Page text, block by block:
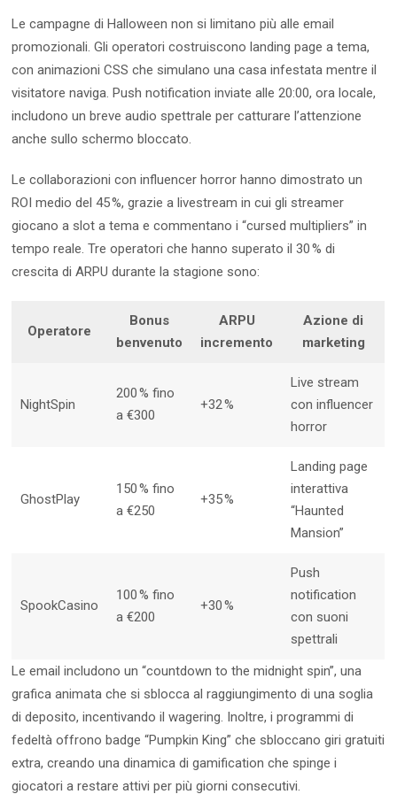
Le campagne di Halloween non si limitano più alle email
promozionali. Gli operatori costruiscono landing page a tema,
con animazioni CSS che simulano una casa infestata mentre il
visitatore naviga. Push notification inviate alle 20:00, ora locale,
includono un breve audio spettrale per catturare l’attenzione
anche sullo schermo bloccato.
Le collaborazioni con influencer horror hanno dimostrato un
ROI medio del 45 %, grazie a livestream in cui gli streamer
giocano a slot a tema e commentano i “cursed multipliers” in
tempo reale. Tre operatori che hanno superato il 30 % di
crescita di ARPU durante la stagione sono:
Operatore
Bonus
benvenuto
ARPU
incremento
Azione di
marketing
NightSpin
200 % fino
a €300
+32 %
Live stream
con influencer
horror
GhostPlay
150 % fino
a €250
+35 %
Landing page
interattiva
“Haunted
Mansion”
SpookCasino
100 % fino
a €200
+30 %
Push
notification
con suoni
spettrali
Le email includono un “countdown to the midnight spin”, una
grafica animata che si sblocca al raggiungimento di una soglia
di deposito, incentivando il wagering. Inoltre, i programmi di
fedeltà offrono badge “Pumpkin King” che sbloccano giri gratuiti
extra, creando una dinamica di gamification che spinge i
giocatori a restare attivi per più giorni consecutivi.